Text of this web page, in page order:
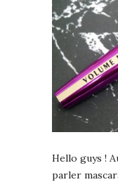
Hello guys !
parler